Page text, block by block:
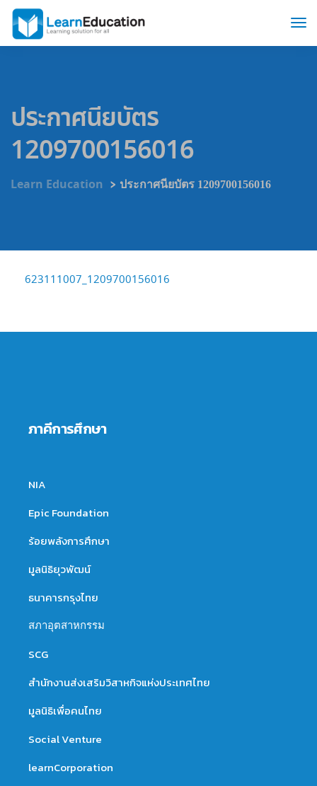
ประกาศนียบัตร
1209700156016
Learn Education > ประกาศนียบัตร 1209700156016
623111007_1209700156016
ภาคีการศึกษา
NIA
Epic Foundation
ร้อยพลังการศึกษา
มูลนิธิยุวพัฒน์
ธนาคารกรุงไทย
สภาอุตสาหกรรม
SCG
สำนักงานส่งเสริมวิสาหกิจแห่งประเทศไทย
มูลนิธิเพื่อคนไทย
Social Venture
learnCorporation